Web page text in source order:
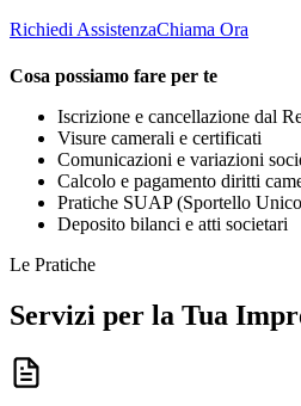
Richiedi AssistenzaChiama Ora
Cosa possiamo fare per te
Iscrizione e cancellazione dal
Visure camerali e certificati
Comunicazioni e variazioni
Calcolo e pagamento diritti
Pratiche SUAP (Sportello
Deposito bilanci e atti societari
Le Pratiche
Servizi per la Tua